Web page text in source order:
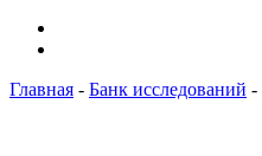
Главная - Банк исследований -